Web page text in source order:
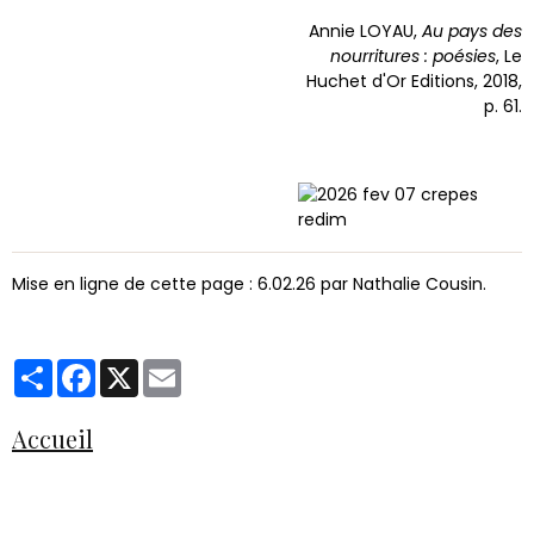
Annie LOYAU, Au pays des
nourritures : poésies, Le
Huchet d'Or Editions, 2018,
p. 61.
Mise en ligne de cette page : 6.02.26 par Nathalie Cousin.
PartagerFacebook
X
Accueil